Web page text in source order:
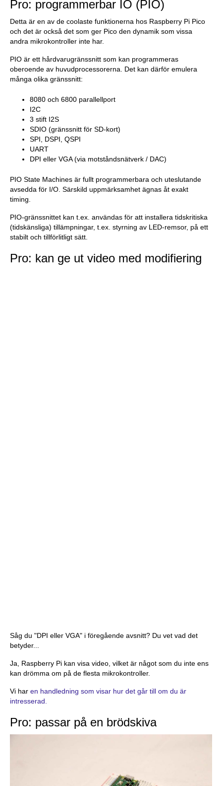
Pro: programmerbar IO (PIO)
Detta är en av de coolaste funktionerna hos Raspberry Pi Pico
och det är också det som ger Pico den dynamik som vissa
andra mikrokontroller inte har.
PIO är ett hårdvarugränssnitt som kan programmeras
oberoende av huvudprocessorerna. Det kan därför emulera
många olika gränssnitt:
8080 och 6800 parallellport
I2C
3 stift I2S
SDIO (gränssnitt för SD-kort)
SPI, DSPI, QSPI
UART
DPI eller VGA (via motståndsnätverk / DAC)
PIO State Machines är fullt programmerbara och uteslutande
avsedda för I/O. Särskild uppmärksamhet ägnas åt exakt
timing.
PIO-gränssnittet kan t.ex. användas för att installera tidskritiska
(tidskänsliga) tillämpningar, t.ex. styrning av LED-remsor, på ett
stabilt och tillförlitligt sätt.
Pro: kan ge ut video med modifiering
Såg du "DPI eller VGA" i föregående avsnitt? Du vet vad det
betyder...
Ja, Raspberry Pi kan visa video, vilket är något som du inte ens
kan drömma om på de flesta mikrokontroller.
Vi har en handledning som visar hur det går till om du är
intresserad.
Pro: passar på en brödskiva